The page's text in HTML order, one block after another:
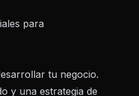
para
tu negocio.
y una estrategia de